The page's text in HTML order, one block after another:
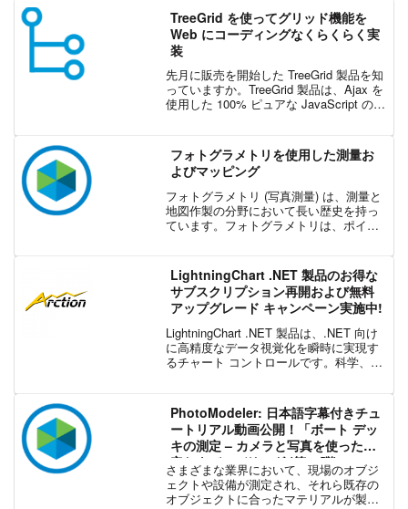
を前進させるデータを抽出できる必要が
あります。本リリースでは...
TreeGrid を使ってグリッド機能を
Web にコーディングなくらくらく実
装
先月に販売を開始した TreeGrid 製品を知
っていますか。TreeGrid 製品は、Ajax を
使用した 100% ピュアな JavaScript の
ッ...
フォトグラメトリを使用した測量お
よびマッピング
フォトグラメトリ (写真測量) は、測量と
地図作製の分野において長い歴史を持っ
ています。フォトグラメトリは、ポイン
Imaging, Detection a...
LightningChart .NET 製品のお得な
サブスクリプション再開および無料
アップグレード キャンペーン実施中!
LightningChart .NET 製品は、.NET 向け
に高精度なデータ視覚化を瞬時に実現す
るチャート コントロールです。科学、エ
グラフ、高度な 3D グラフ...
PhotoModeler: 日本語字幕付きチュ
ートリアル動画公開！「ボート デッ
キの測定 – カメラと写真を使った測
定およびモデリング (第 2 弾)」
さまざまな業界において、現場のオブジ
ェクトや設備が測定され、それら既存の
オブジェクトに合ったマテリアルが製造